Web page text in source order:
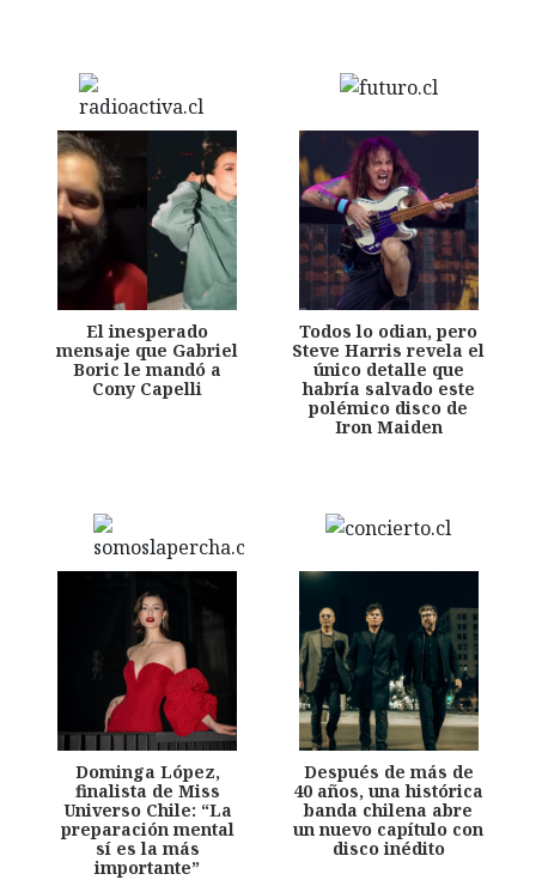
El inesperado
mensaje que Gabriel
Boric le mandó a
Cony Capelli
Todos lo odian, pero
Steve Harris revela el
único detalle que
habría salvado este
polémico disco de
Iron Maiden
Dominga López,
finalista de Miss
Universo Chile: “La
preparación mental
sí es la más
importante”
Después de más de
40 años, una histórica
banda chilena abre
un nuevo capítulo con
disco inédito